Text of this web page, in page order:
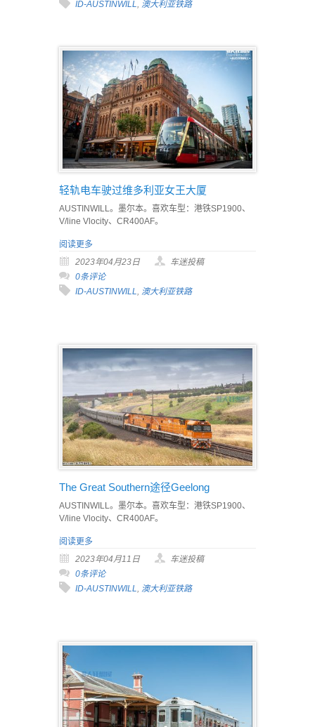
ID-AUSTINWILL, 澳大利亚铁路
轻轨电车驶过维多利亚女王大厦
AUSTINWILL。墨尔本。喜欢车型：港铁SP1900、
V/line Vlocity、CR400AF。
阅读更多
2023年04月23日
车迷投稿
0条评论
ID-AUSTINWILL
澳大利亚铁路
The Great Southern途径Geelong
AUSTINWILL。墨尔本。喜欢车型：港铁SP1900、
V/line Vlocity、CR400AF。
阅读更多
2023年04月11日
车迷投稿
0条评论
ID-AUSTINWILL, 澳大利亚铁路